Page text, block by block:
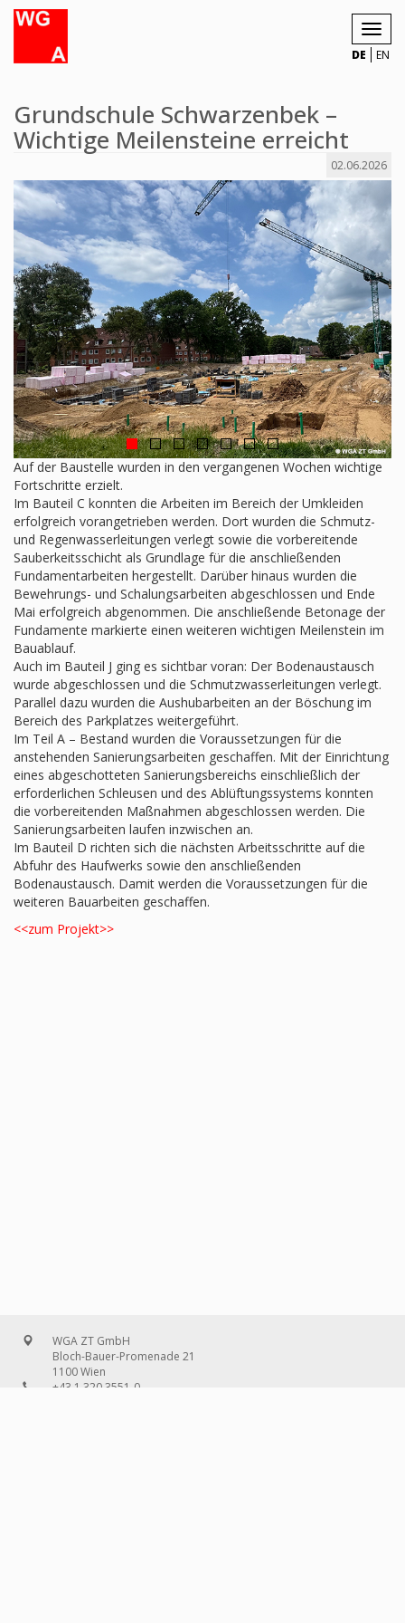
DE EN
Grundschule Schwarzenbek –
Wichtige Meilensteine erreicht
02.06.2026
Auf der Baustelle wurden in den vergangenen Wochen wichtige
Fortschritte erzielt.
Im Bauteil C konnten die Arbeiten im Bereich der Umkleiden
erfolgreich vorangetrieben werden. Dort wurden die Schmutz-
und Regenwasserleitungen verlegt sowie die vorbereitende
Sauberkeitsschicht als Grundlage für die anschließenden
Fundamentarbeiten hergestellt. Darüber hinaus wurden die
Bewehrungs- und Schalungsarbeiten abgeschlossen und Ende
Mai erfolgreich abgenommen. Die anschließende Betonage der
Fundamente markierte einen weiteren wichtigen Meilenstein im
Bauablauf.
Auch im Bauteil J ging es sichtbar voran: Der Bodenaustausch
wurde abgeschlossen und die Schmutzwasserleitungen verlegt.
Parallel dazu wurden die Aushubarbeiten an der Böschung im
Bereich des Parkplatzes weitergeführt.
Im Teil A – Bestand wurden die Voraussetzungen für die
anstehenden Sanierungsarbeiten geschaffen. Mit der Einrichtung
eines abgeschotteten Sanierungsbereichs einschließlich der
erforderlichen Schleusen und des Ablüftungssystems konnten
die vorbereitenden Maßnahmen abgeschlossen werden. Die
Sanierungsarbeiten laufen inzwischen an.
Im Bauteil D richten sich die nächsten Arbeitsschritte auf die
Abfuhr des Haufwerks sowie den anschließenden
Bodenaustausch. Damit werden die Voraussetzungen für die
weiteren Bauarbeiten geschaffen.
<<zum Projekt>>
WGA ZT GmbH
Bloch-Bauer-Promenade 21
1100 Wien
+43 1 320 3551-0